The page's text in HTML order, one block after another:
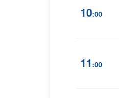
10:00
11 :00